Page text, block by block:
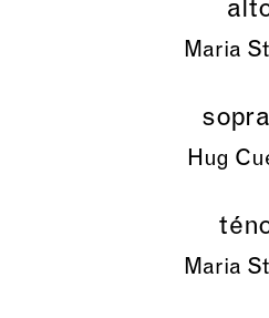
Maria
Hug
Maria